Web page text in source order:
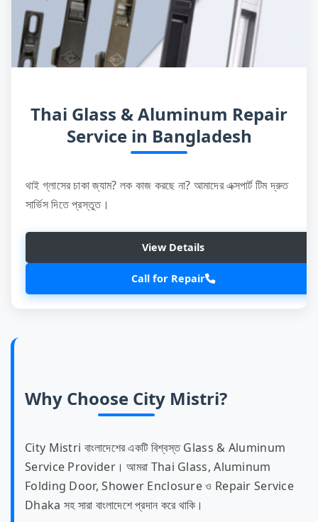
Thai Glass & Aluminum Repair
Service in Bangladesh
থাই গ্লাসের চাকা জ্যাম? লক কাজ করছে না? আমাদের এক্সপার্ট টিম দ্রুত
সার্ভিস দিতে প্রস্তুত।
View Details
Call for Repair
Why Choose City Mistri?
City Mistri বাংলাদেশের একটি বিশ্বস্ত Glass & Aluminum
Service Provider। আমরা Thai Glass, Aluminum
Folding Door, Shower Enclosure ও Repair Service
Dhaka সহ সারা বাংলাদেশে প্রদান করে থাকি।